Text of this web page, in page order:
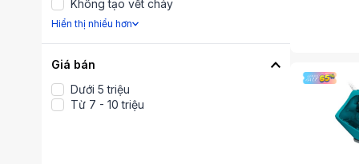
Không tạo vết cháy
Hiển thị nhiểu hơn
Giá bán
Dưới 5 triệu
Từ 7 - 10 triệu